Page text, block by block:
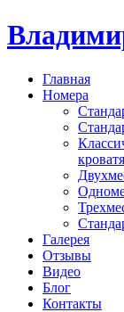
Главная
Номера
Галерея
Отзывы
Видео
Блог
Контакты